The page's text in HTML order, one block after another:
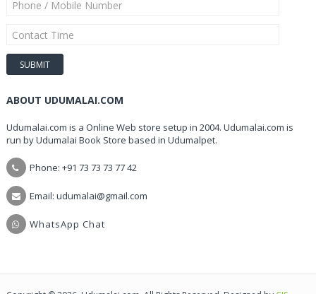
ABOUT UDUMALAI.COM
Udumalai.com is a Online Web store setup in 2004. Udumalai.com is
run by Udumalai Book Store based in Udumalpet.
Phone: +91 73 73 73 77 42
Email: udumalai@gmail.com
WhatsApp Chat